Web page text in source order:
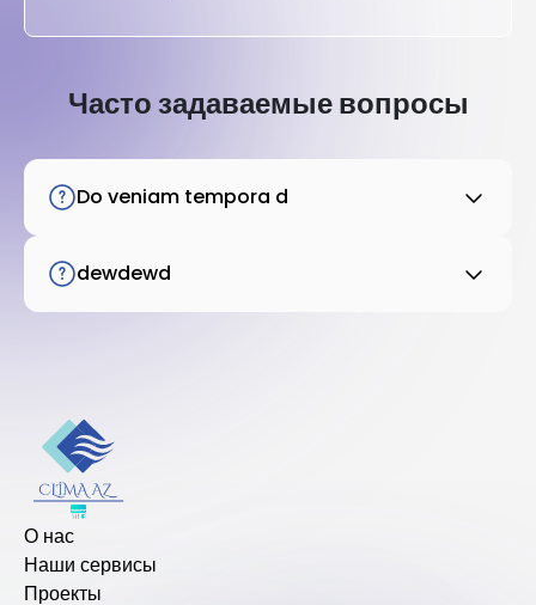
Часто задаваемые вопросы
Do veniam tempora d
dewdewd
О нас
Наши сервисы
Проекты